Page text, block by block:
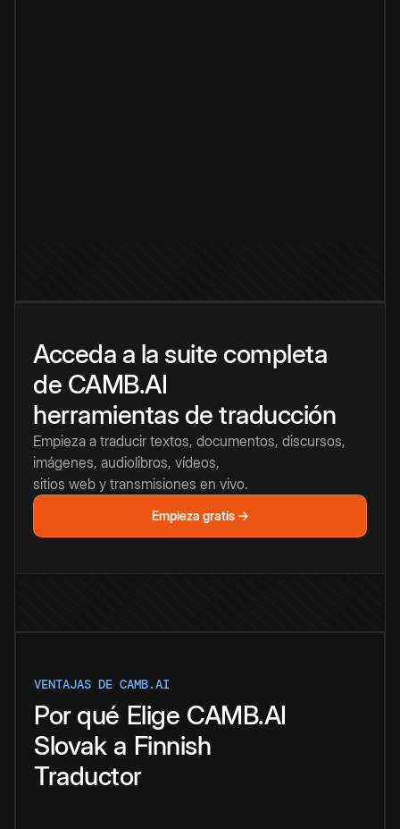
Acceda a la suite completa
de CAMB.AI
herramientas de traducción
Empieza a traducir textos, documentos, discursos,
imágenes, audiolibros, vídeos,
sitios web y transmisiones en vivo.
Empieza gratis →
VENTAJAS DE CAMB.AI
Por qué Elige CAMB.AI
Slovak a Finnish
Traductor